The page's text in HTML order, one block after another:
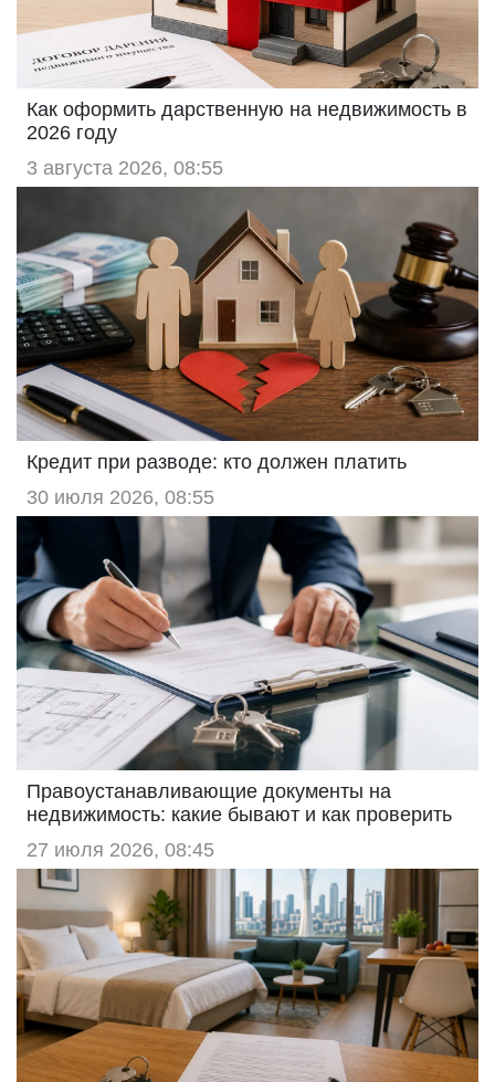
Как оформить дарственную на недвижимость в
2026 году
3 августа 2026, 08:55
Кредит при разводе: кто должен платить
30 июля 2026, 08:55
Правоустанавливающие документы на
недвижимость: какие бывают и как проверить
27 июля 2026, 08:45